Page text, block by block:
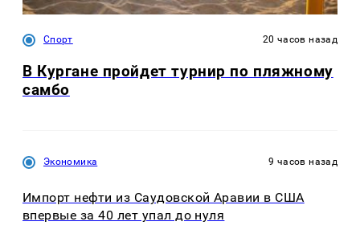
Спорт 20 часов назад
В Кургане пройдет турнир по пляжному
самбо
Экономика 9 часов назад
Импорт нефти из Саудовской Аравии в США
впервые за 40 лет упал до нуля